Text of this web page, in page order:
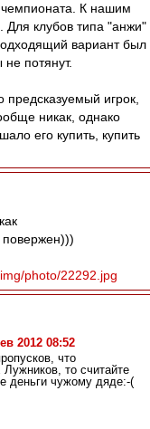
чемпионата. К нашим
Для клубов типа "анжи"
вариант был
потянут.
игрок,
никак, однако
его купить, купить
повержен)))
photo/22292.jpg
2012 08:52
что
то считайте
деньги чужому дяде:-(